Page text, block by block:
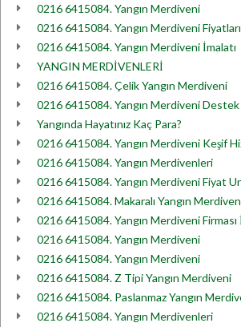
0216 6415084. Yangın Merdiveni
0216 6415084. Yangın Merdiveni Fiyatları
0216 6415084. Yangın Merdiveni İmalatı
YANGIN MERDİVENLERİ
0216 6415084. Çelik Yangın Merdiveni
0216 6415084. Yangın Merdiveni Destek
Yangında Hayatınız Kaç Para?
0216 6415084. Yangın Merdiveni Keşif
0216 6415084. Yangın Merdivenleri
0216 6415084. Yangın Merdiveni Fiyat
0216 6415084. Makaralı Yangın
0216 6415084. Yangın Merdiveni
0216 6415084. Yangın Merdiveni
0216 6415084. Yangın Merdiveni
0216 6415084. Z Tipi Yangın Merdiveni
0216 6415084. Paslanmaz Yangın
0216 6415084. Yangın Merdivenleri